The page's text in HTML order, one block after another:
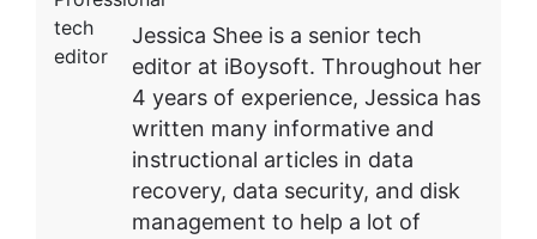
Jessica Shee is a senior tech
editor at iBoysoft. Throughout her
4 years of experience, Jessica has
written many informative and
instructional articles in data
recovery, data security, and disk
management to help a lot of